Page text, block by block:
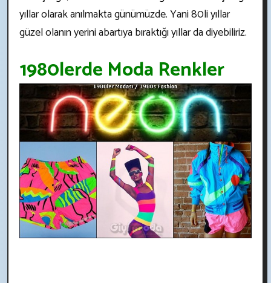
yıllar olarak anılmakta günümüzde. Yani 80li yıllar
güzel olanın yerini abartıya bıraktığı yıllar da diyebiliriz.
1980lerde Moda Renkler